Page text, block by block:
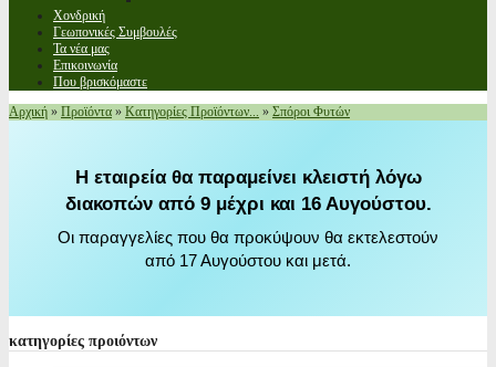
Χονδρική
Γεωπονικές Συμβουλές
Τα νέα μας
Επικοινωνία
Που βρισκόμαστε
Αρχική » Προϊόντα » Κατηγορίες Προϊόντων... » Σπόροι Φυτών
Η εταιρεία θα παραμείνει κλειστή λόγω
διακοπών από 9 μέχρι και 16 Αυγούστου.
Οι παραγγελίες που θα προκύψουν θα εκτελεστούν
από 17 Αυγούστου και μετά.
κατηγορίες προιόντων